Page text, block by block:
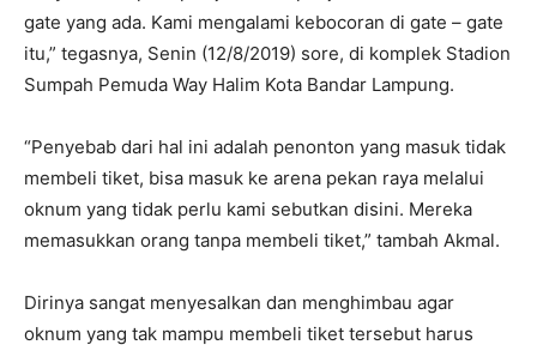
gate yang ada. Kami mengalami kebocoran di gate – gate
itu,” tegasnya, Senin (12/8/2019) sore, di komplek Stadion
Sumpah Pemuda Way Halim Kota Bandar Lampung.
“Penyebab dari hal ini adalah penonton yang masuk tidak
membeli tiket, bisa masuk ke arena pekan raya melalui
oknum yang tidak perlu kami sebutkan disini. Mereka
memasukkan orang tanpa membeli tiket,” tambah Akmal.
Dirinya sangat menyesalkan dan menghimbau agar
oknum yang tak mampu membeli tiket tersebut harus